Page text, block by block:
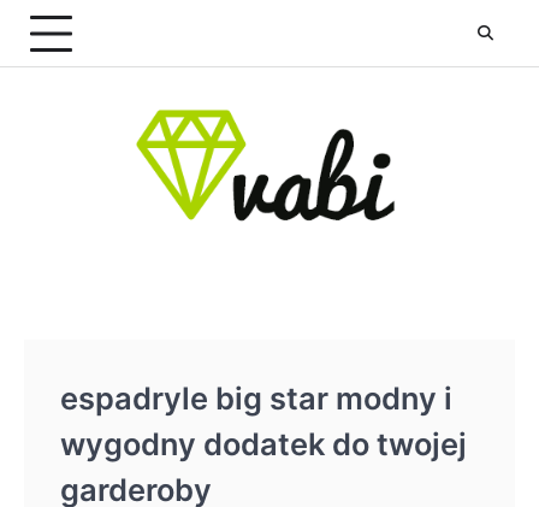
Skip
content
espadryle big star modny i
wygodny dodatek do twojej
garderoby